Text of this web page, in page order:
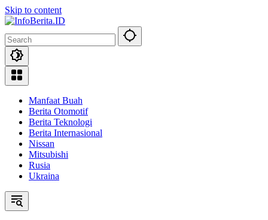
Skip to content
Manfaat Buah
Berita Otomotif
Berita Teknologi
Berita Internasional
Nissan
Mitsubishi
Rusia
Ukraina